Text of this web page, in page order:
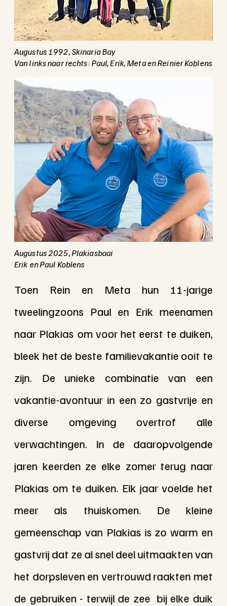
Augustus 1992, Skinaria Bay
Van links naar rechts: Paul, Erik, Meta en Reinier Koblens
Augustus 2025, Plakiasbaai
Erik en Paul Koblens
Toen Rein en Meta hun 11-jarige
tweelingzoons Paul en Erik meenamen
naar Plakias om voor het eerst te duiken,
bleek het de beste familievakantie ooit te
zijn. De unieke combinatie van een
vakantie-avontuur in een zo gastvrije en
diverse omgeving overtrof alle
verwachtingen. In de daaropvolgende
jaren keerden ze elke zomer terug naar
Plakias om te duiken. Elk jaar voelde het
meer als thuiskomen. De kleine
gemeenschap van Plakias is zo warm en
gastvrij dat ze al snel deel uitmaakten van
het dorpsleven en vertrouwd raakten met
de gebruiken - terwijl de zee bij elke duik